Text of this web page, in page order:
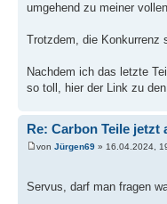
umgehend zu meiner
Trotzdem, die Konkurrenz
Nachdem ich das letzte
so toll, hier der Link zu
Re: Carbon Teile jetzt
von Jürgen69 » 16.04.2024,
Servus, darf man fragen